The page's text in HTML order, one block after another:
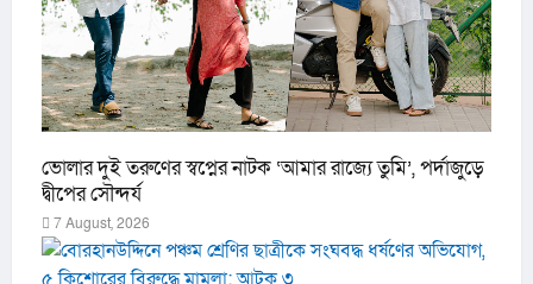
ভোলার দুই তরুণের স্বপ্নের নাটক ‘আমার রাজ্যে তুমি’, পর্দাজুড়ে
দ্বীপের সৌন্দর্য
7 August, 2026